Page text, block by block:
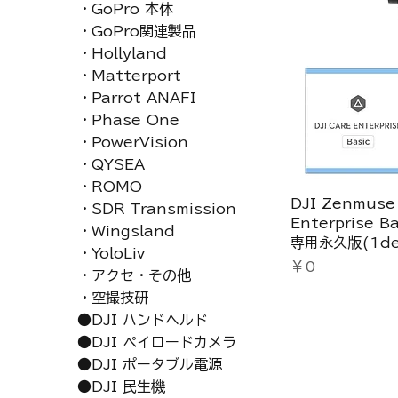
・GoPro 本体
・GoPro関連製品
・Hollyland
・Matterport
・Parrot ANAFI
・Phase One
・PowerVision
・QYSEA
・ROMO
・SDR Transmission
・Wingsland
・YoloLiv
・アクセ・その他
・空撮技研
●DJI ハンドヘルド
●DJI ペイロードカメラ
●DJI ポータブル電源
●DJI 民生機
DJI
Enterprise
専用永久版
価格
￥0